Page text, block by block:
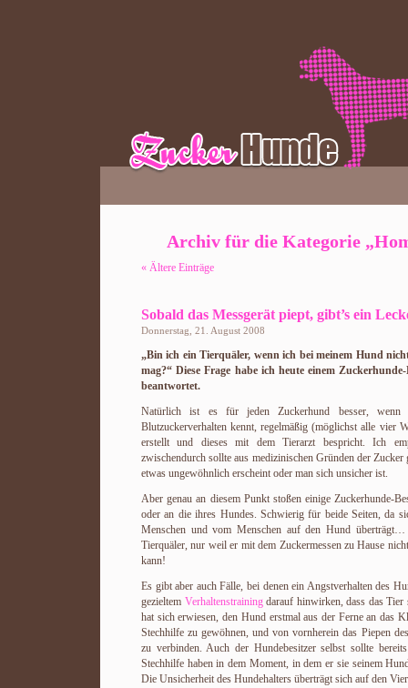
Archiv für die Kategorie
« Ältere Einträge
Sobald das Messgerät piept, gibt’s ein
Donnerstag, 21. August 2008
„Bin ich ein Tierquäler, wenn ich bei meinem Hund
mag?“ Diese Frage habe ich heute einem
beantwortet.
Natürlich ist es für jeden Zuckerhund besser, wenn
Blutzuckerverhalten kennt, regelmäßig (möglichst alle vier
erstellt und dieses mit dem Tierarzt bespricht. Ich
zwischendurch sollte aus medizinischen Gründen der
etwas ungewöhnlich erscheint oder man sich unsicher ist.
Aber genau an diesem Punkt stoßen einige Zuckerhunde-
oder an die ihres Hundes. Schwierig für beide Seiten, da
Menschen und vom Menschen auf den Hund
Tierquäler, nur weil er mit dem Zuckermessen zu Hause
kann!
Es gibt aber auch Fälle, bei denen ein Angstverhalten des
gezieltem Verhaltenstrainingdarauf hinwirken, dass das
hat sich erwiesen, den Hund erstmal aus der Ferne an das
Stechhilfe zu gewöhnen, und von vornherein das Piepen
zu verbinden. Auch der Hundebesitzer selbst sollte
Stechhilfe haben in dem Moment, in dem er sie seinem
Die Unsicherheit des Hundehalters überträgt sich auf den